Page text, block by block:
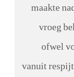
maakte
vroeg
ofwel
vanuit